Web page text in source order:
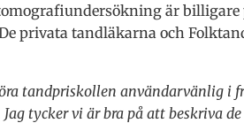
är
privata tandläkarna och
tandpriskollen användarvänlig i
tycker vi är bra på att beskriva